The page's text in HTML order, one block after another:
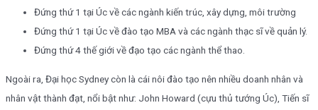
Đứng thứ 1 tại Úc về các ngành kiến trúc, xây dựng, môi trường
Đứng thứ 1 tại Úc về đào tạo MBA và các ngành thạc sĩ về quản lý.
Đứng thứ 4 thế giới về đạo tạo các ngành thể thao.
Ngoài ra, Đại học Sydney còn là cái nôi đào tạo nên nhiều doanh nhân và
nhân vật thành đạt, nổi bật như: John Howard (cựu thủ tướng Úc), Tiến sĩ